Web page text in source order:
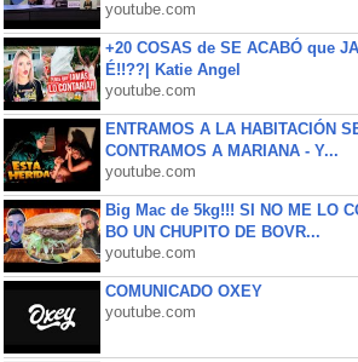
youtube.com
+20 COSAS de SE ACABÓ que
É!!??| Katie Angel
youtube.com
ENTRAMOS A LA HABITACIÓN
CONTRAMOS A MARIANA - Y...
youtube.com
Big Mac de 5kg!!! SI NO ME LO
BO UN CHUPITO DE BOVR...
youtube.com
COMUNICADO OXEY
youtube.com